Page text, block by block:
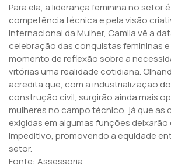
Para ela, a liderança feminina no setor
competência técnica e pela visão
Internacional da Mulher, Camila vê a
celebração das conquistas femininas
momento de reflexão sobre a
vitórias uma realidade cotidiana.
acredita que, com a industrialização
construção civil, surgirão ainda mais
mulheres no campo técnico, já que as
exigidas em algumas funções deixarão
impeditivo, promovendo a equidade
setor.
Fonte: Assessoria